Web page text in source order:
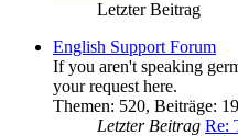
Letzter Beitrag
English Support Forum
If you aren't speaking
your request here.
Themen: 520, Beiträge:
Letzter Beitrag Re: